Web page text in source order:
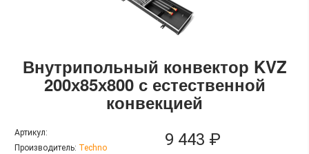
Внутрипольный конвектор KVZ
200х85х800 с естественной
конвекцией
Артикул:
Производитель: Techno
9 443 ₽
в корзину